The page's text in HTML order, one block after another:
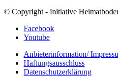
© Copyright - Initiative
Facebook
Youtube
Anbieterinformation/
Haftungsausschluss
Datenschutzerklärung